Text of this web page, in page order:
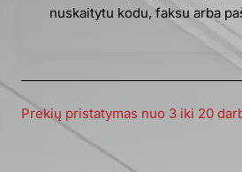
nuskaitytu kodu, faksu arba
Prekių pristatymas nuo 3 iki 20